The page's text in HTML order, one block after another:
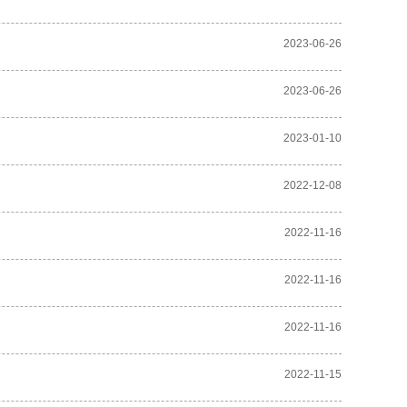
2023-06-26
2023-06-26
2023-01-10
2022-12-08
2022-11-16
2022-11-16
2022-11-16
2022-11-15